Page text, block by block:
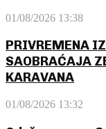
01/08/2026 13:38
PRIVREMENA
SAOBRAĆAJA
KARAVANA
01/08/2026 13:32